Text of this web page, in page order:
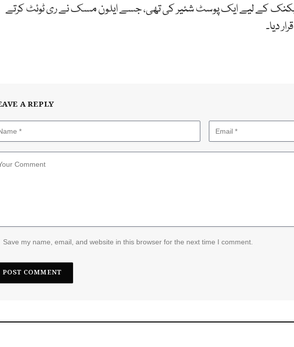
بکنک کے لیے ایک پوسٹ شئیر کی تھی، جسے ایلون مسک نے ری ٹوئٹ کرتے
دیا۔
A REPLY
Save my name, email, and website in this browser for the next time I comment.